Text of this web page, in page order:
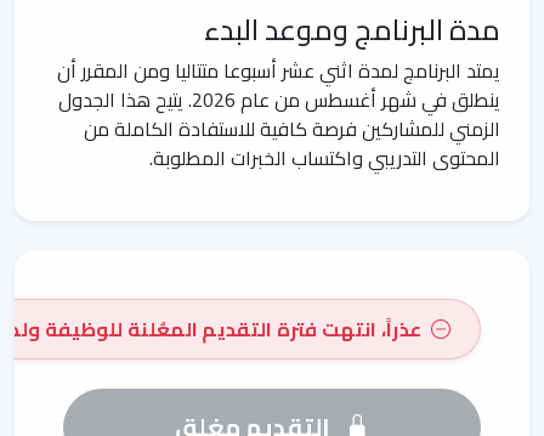
مدة البرنامج وموعد البدء
يمتد البرنامج لمدة اثني عشر أسبوعا متتاليا ومن المقرر أن
ينطلق في شهر أغسطس من عام 2026. يتيح هذا الجدول
الزمني للمشاركين فرصة كافية للاستفادة الكاملة من
المحتوى التدريبي واكتساب الخبرات المطلوبة.
عذراً، انتهت فترة التقديم المعُلنة للوظيفة
التقديم مغلق